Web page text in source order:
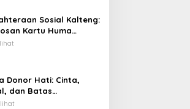
Sosial Kalteng:
Kartu Huma
Donor Hati: Cinta,
dan Batas